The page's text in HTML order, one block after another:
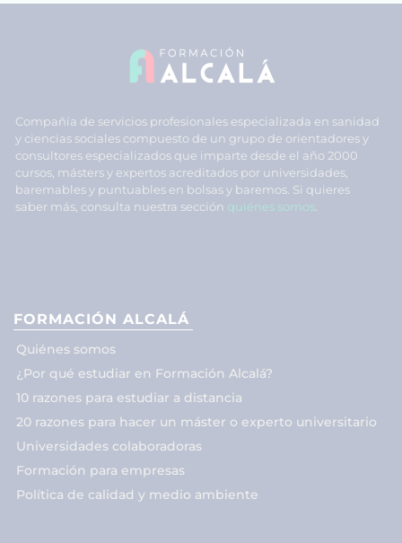
Compañía de servicios profesionales especializada en sanidad
y ciencias sociales compuesto de un grupo de orientadores y
consultores especializados que imparte desde el año 2000
cursos, másters y expertos acreditados por universidades,
baremables y puntuables en bolsas y baremos. Si quieres
saber más, consulta nuestra sección quiénes somos
FORMACIÓN ALCALÁ
Quiénes somos
¿Por qué estudiar en Formación Alcalá?
10 razones para estudiar a distancia
20 razones para hacer un máster o experto universitario
Universidades colaboradoras
Formación para empresas
Política de calidad y medio ambiente